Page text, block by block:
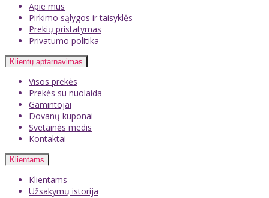
Apie mus
Pirkimo sąlygos ir taisyklės
Prekių pristatymas
Privatumo politika
Klientų aptarnavimas
Visos prekės
Prekės su nuolaida
Gamintojai
Dovanų kuponai
Svetainės medis
Kontaktai
Klientams
Klientams
Užsakymų istorija